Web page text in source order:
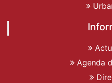
Agenda